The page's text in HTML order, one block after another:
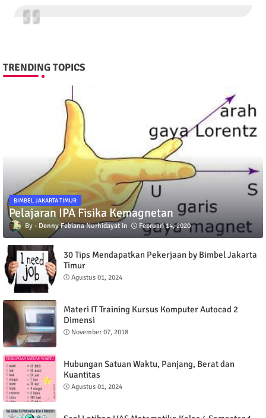
TRENDING TOPICS
BIMBEL JAKARTA TIMUR
Pelajaran IPA Fisika Kemagnetan
Denny Febiana Nurhidayat Februari 14, 2020
30 Tips Mendapatkan Pekerjaan by Bimbel Jakarta
Timur
Agustus 01, 2024
Materi IT Training Kursus Komputer Autocad 2
Dimensi
November 07, 2018
Hubungan Satuan Waktu, Panjang, Berat dan
Kuantitas
Agustus 01, 2024